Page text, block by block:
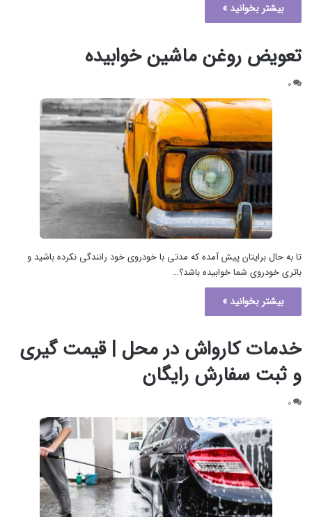
بیشتر بخوانید »
تعویض روغن ماشین خوابیده
۰
تا به حال برایتان پیش آمده که مدتی با خودروی خود رانندگی نکرده باشید و
باتری خودروی شما خوابیده باشد؟…
بیشتر بخوانید »
خدمات کارواش در محل | قیمت گیری
و ثبت سفارش رایگان
۰